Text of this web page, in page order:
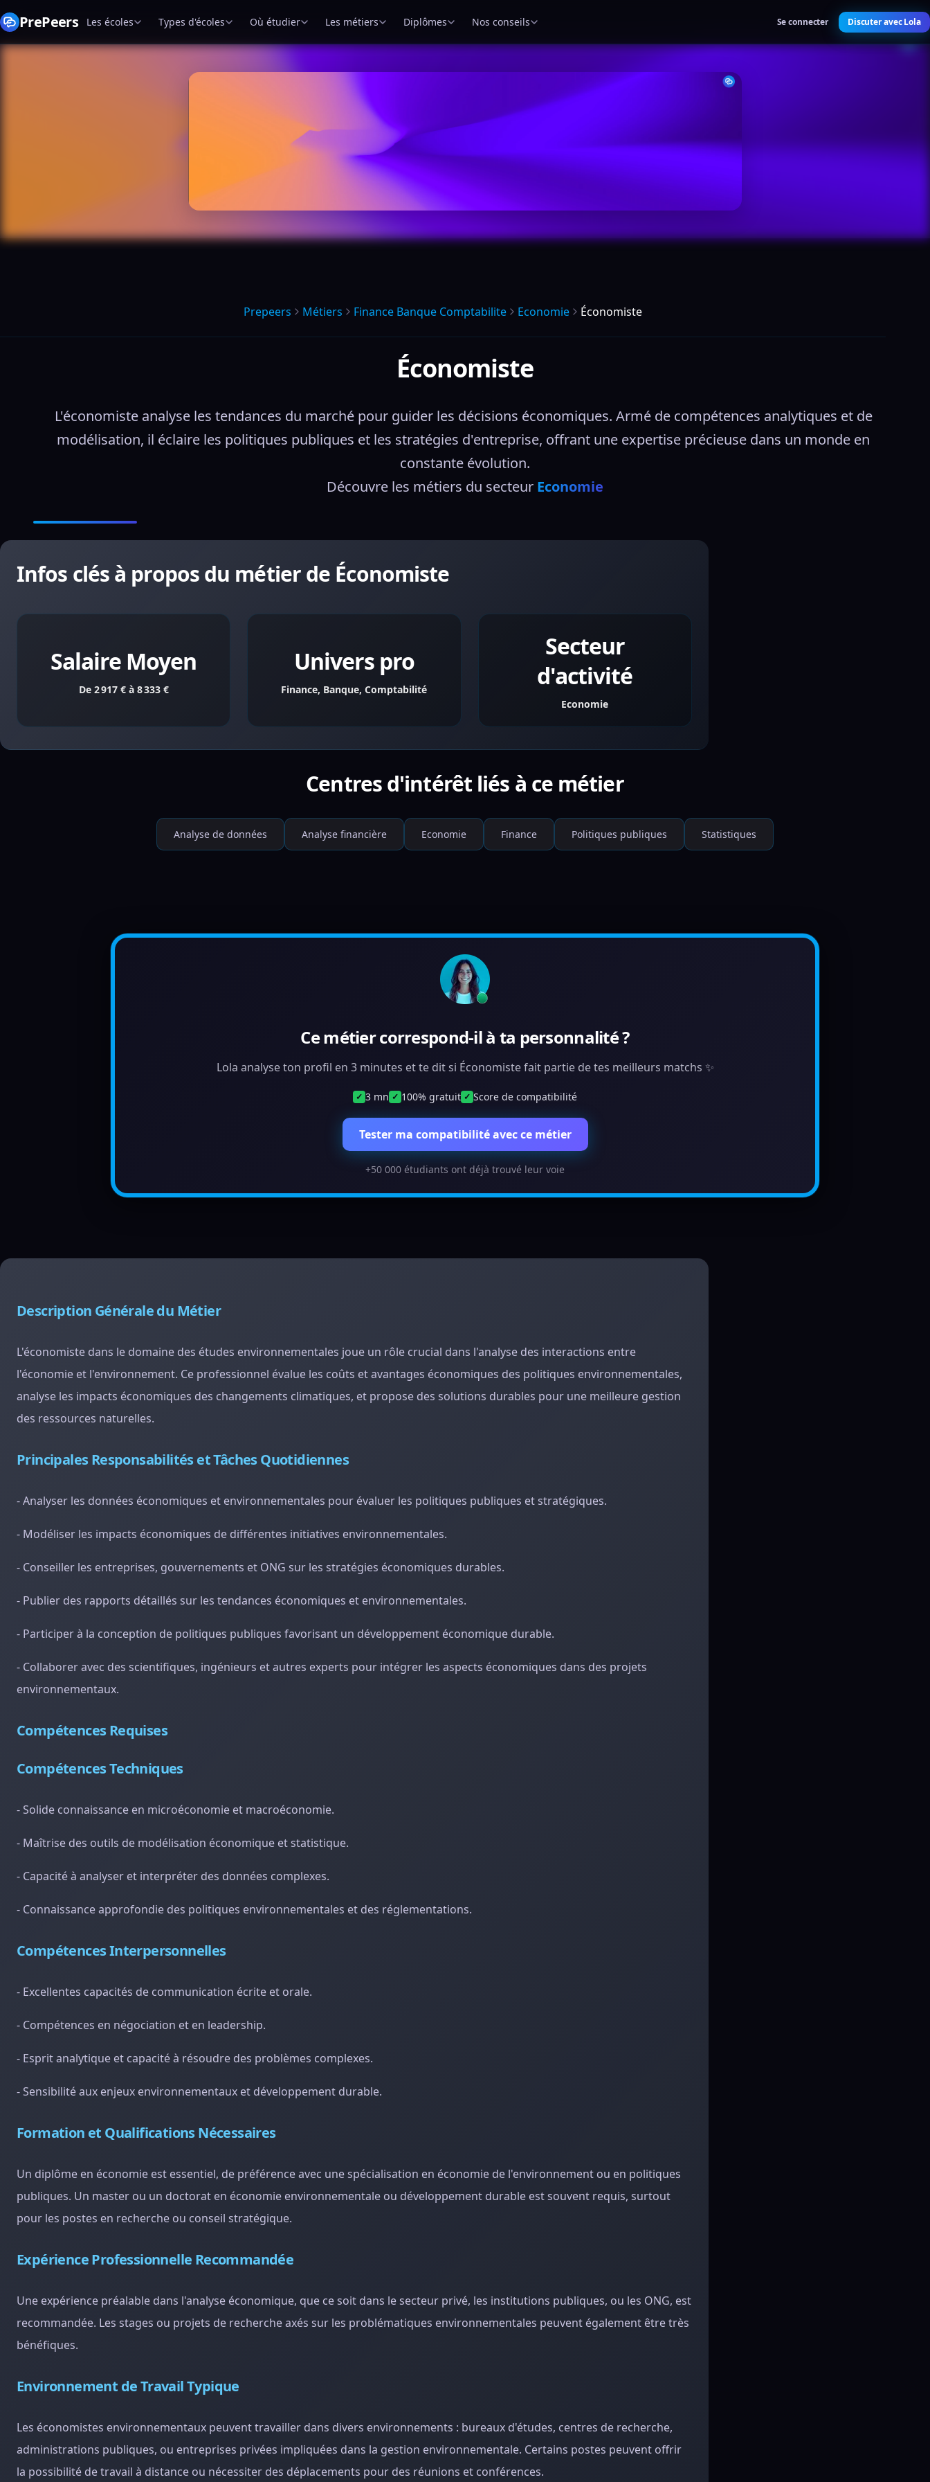
PrePeers Les écoles Types d'écoles Où étudier Les métiers Diplômes Nos conseils Se connecter Discuter avec Lola
Prepeers Métiers Finance Banque Comptabilite Economie Économiste
Économiste
L'économiste analyse les tendances du marché pour guider les décisions économiques. Armé de compétences analytiques et de
modélisation, il éclaire les politiques publiques et les stratégies d'entreprise, offrant une expertise précieuse dans un monde en
constante évolution.
Découvre les métiers du secteur Economie
Infos clés à propos du métier de Économiste
Salaire Moyen
De 2 917 € à 8 333 €
Univers pro
Finance, Banque, Comptabilité
Secteur
d'activité
Economie
Centres d'intérêt liés à ce métier
Analyse de données Analyse financière Economie Finance Politiques publiques Statistiques
Ce métier correspond-il à ta personnalité ?
Lola analyse ton profil en 3 minutes et te dit si Économiste fait partie de tes meilleurs matchs ✨
✓ 3 mn ✓ 100% gratuit ✓ Score de compatibilité
Tester ma compatibilité avec ce métier
+50 000 étudiants ont déjà trouvé leur voie
Description Générale du Métier
L'économiste dans le domaine des études environnementales joue un rôle crucial dans l'analyse des interactions entre
l'économie et l'environnement. Ce professionnel évalue les coûts et avantages économiques des politiques environnementales,
analyse les impacts économiques des changements climatiques, et propose des solutions durables pour une meilleure gestion
des ressources naturelles.
Principales Responsabilités et Tâches Quotidiennes
- Analyser les données économiques et environnementales pour évaluer les politiques publiques et stratégiques.
- Modéliser les impacts économiques de différentes initiatives environnementales.
- Conseiller les entreprises, gouvernements et ONG sur les stratégies économiques durables.
- Publier des rapports détaillés sur les tendances économiques et environnementales.
- Participer à la conception de politiques publiques favorisant un développement économique durable.
- Collaborer avec des scientifiques, ingénieurs et autres experts pour intégrer les aspects économiques dans des projets
environnementaux.
Compétences Requises
Compétences Techniques
- Solide connaissance en microéconomie et macroéconomie.
- Maîtrise des outils de modélisation économique et statistique.
- Capacité à analyser et interpréter des données complexes.
- Connaissance approfondie des politiques environnementales et des réglementations.
Compétences Interpersonnelles
- Excellentes capacités de communication écrite et orale.
- Compétences en négociation et en leadership.
- Esprit analytique et capacité à résoudre des problèmes complexes.
- Sensibilité aux enjeux environnementaux et développement durable.
Formation et Qualifications Nécessaires
Un diplôme en économie est essentiel, de préférence avec une spécialisation en économie de l'environnement ou en politiques
publiques. Un master ou un doctorat en économie environnementale ou développement durable est souvent requis, surtout
pour les postes en recherche ou conseil stratégique.
Expérience Professionnelle Recommandée
Une expérience préalable dans l'analyse économique, que ce soit dans le secteur privé, les institutions publiques, ou les ONG, est
recommandée. Les stages ou projets de recherche axés sur les problématiques environnementales peuvent également être très
bénéfiques.
Environnement de Travail Typique
Les économistes environnementaux peuvent travailler dans divers environnements : bureaux d'études, centres de recherche,
administrations publiques, ou entreprises privées impliquées dans la gestion environnementale. Certains postes peuvent offrir
la possibilité de travail à distance ou nécessiter des déplacements pour des réunions et conférences.